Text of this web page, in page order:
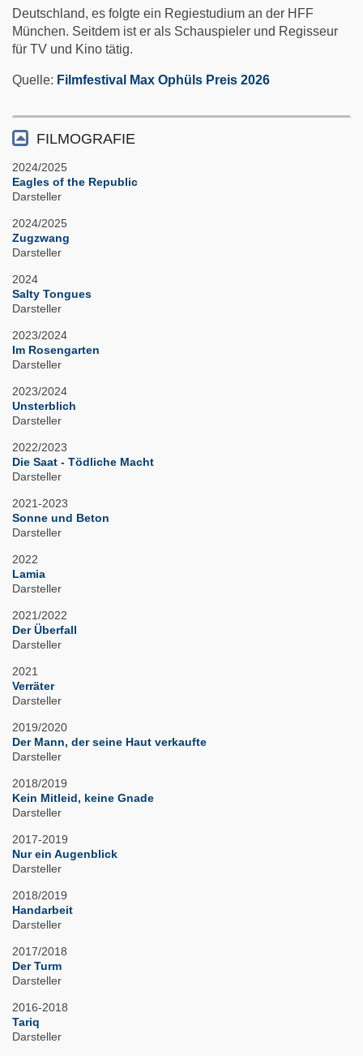
Deutschland, es folgte ein Regiestudium an der HFF
München. Seitdem ist er als Schauspieler und Regisseur
für TV und Kino tätig.
Quelle: Filmfestival Max Ophüls Preis 2026
FILMOGRAFIE
2024/2025
Eagles of the Republic
Darsteller
2024/2025
Zugzwang
Darsteller
2024
Salty Tongues
Darsteller
2023/2024
Im Rosengarten
Darsteller
2023/2024
Unsterblich
Darsteller
2022/2023
Die Saat - Tödliche Macht
Darsteller
2021-2023
Sonne und Beton
Darsteller
2022
Lamia
Darsteller
2021/2022
Der Überfall
Darsteller
2021
Verräter
Darsteller
2019/2020
Der Mann, der seine Haut verkaufte
Darsteller
2018/2019
Kein Mitleid, keine Gnade
Darsteller
2017-2019
Nur ein Augenblick
Darsteller
2018/2019
Handarbeit
Darsteller
2017/2018
Der Turm
Darsteller
2016-2018
Tariq
Darsteller